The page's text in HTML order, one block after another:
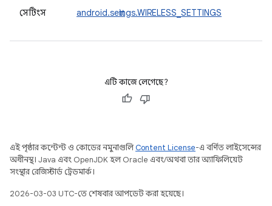
সেটিংস android.settings.WIRELESS_SETTINGS
এটি কাজে লেগেছে?
এই পৃষ্ঠার কন্টেন্ট ও কোডের নমুনাগুলিContent License-এ বর্ণিত লাইসেন্সের
অধীনস্থ। Java এবং OpenJDK হল Oracle এবং/অথবা তার অ্যাফিলিয়েট
সংস্থার রেজিস্টার্ড ট্রেডমার্ক।
2026-03-03 UTC-তে শেষবার আপডেট করা হয়েছে।